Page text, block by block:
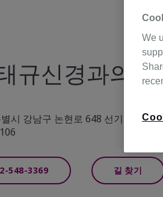
규신경과의원
시 강남구 논현로 648 선기빌딩 4층
548-3369 길 찾기
We